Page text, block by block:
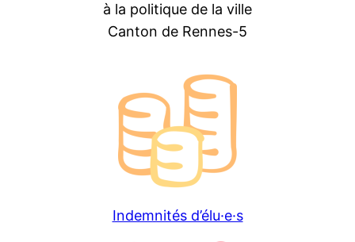
à la politique de la ville
Canton de Rennes-5
Indemnités d’élu·e·s